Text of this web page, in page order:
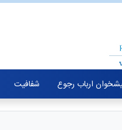
ارباب رجوع شفافیت